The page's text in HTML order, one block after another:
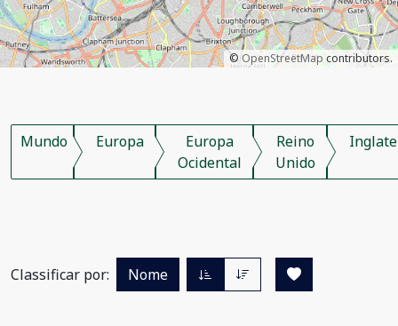
©OpenStreetMap contributors.
Mundo Europa
Europa
Ocidental
Reino
Unido
Classificar por: Nome